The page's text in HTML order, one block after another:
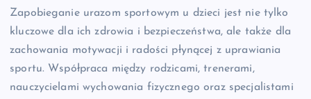
Zapobieganie urazom sportowym u dzieci jest nie tylko
kluczowe dla ich zdrowia i bezpieczeństwa, ale także dla
zachowania motywacji i radości płynącej z uprawiania
sportu. Współpraca między rodzicami, trenerami,
nauczycielami wychowania fizycznego oraz specjalistami